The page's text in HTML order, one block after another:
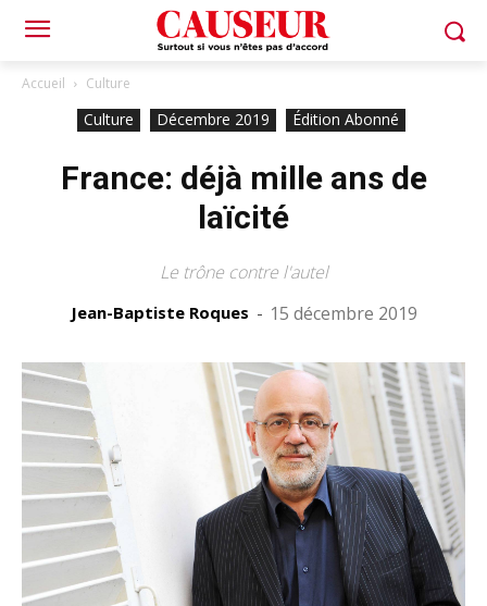
Accueil Culture
Culture Décembre 2019 Édition Abonné
France: déjà mille ans de
laïcité
Le trône contre l'autel
Jean-Baptiste Roques - 15 décembre 2019